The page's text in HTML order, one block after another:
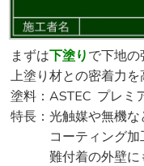
まずは下塗りで下地の
上塗り材との密着力を
塗料：ASTEC プレミ
特長：光触媒や無機な
コーティング加工
難付着の外壁にも